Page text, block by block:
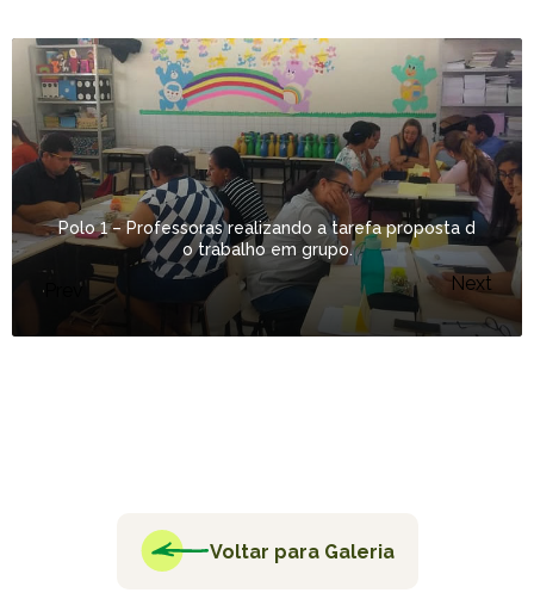
Polo 1 – Professoras realizando a tarefa proposta d
o trabalho em grupo.
Prev Next
Voltar para Galeria